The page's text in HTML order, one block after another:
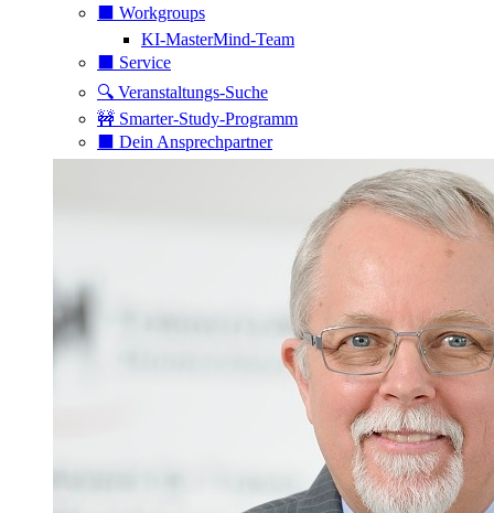
⬛️ Workgroups
KI-MasterMind-Team
⬛️ Service
🔍 Veranstaltungs-Suche
🚧 Smarter-Study-Programm
⬛️ Dein Ansprechpartner